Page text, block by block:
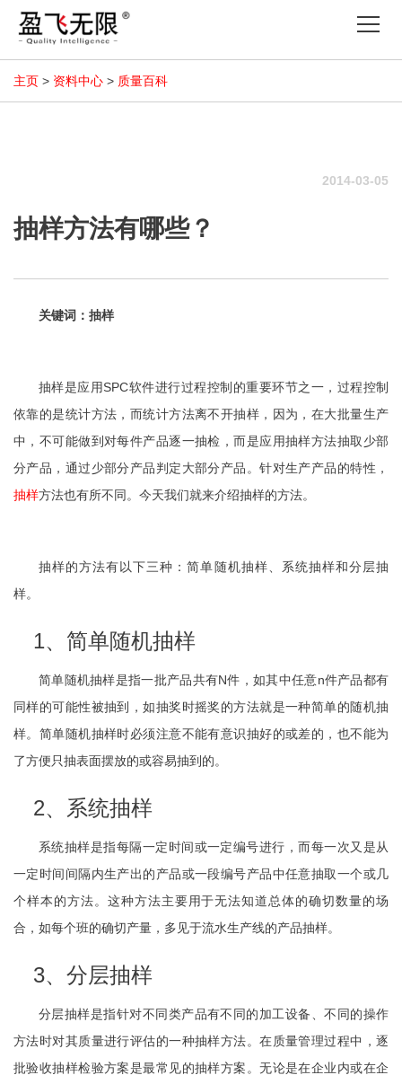
主页 > 资料中心 > 质量百科
2014-03-05
抽样方法有哪些？
关键词：抽样
抽样是应用SPC软件进行过程控制的重要环节之一，过程控制
依靠的是统计方法，而统计方法离不开抽样，因为，在大批量生产
中，不可能做到对每件产品逐一抽检，而是应用抽样方法抽取少部
分产品，通过少部分产品判定大部分产品。针对生产产品的特性，
抽样方法也有所不同。今天我们就来介绍抽样的方法。
抽样的方法有以下三种：简单随机抽样、系统抽样和分层抽
样。
1、简单随机抽样
简单随机抽样是指一批产品共有N件，如其中任意n件产品都有
同样的可能性被抽到，如抽奖时摇奖的方法就是一种简单的随机抽
样。简单随机抽样时必须注意不能有意识抽好的或差的，也不能为
了方便只抽表面摆放的或容易抽到的。
2、系统抽样
系统抽样是指每隔一定时间或一定编号进行，而每一次又是从
一定时间间隔内生产出的产品或一段编号产品中任意抽取一个或几
个样本的方法。这种方法主要用于无法知道总体的确切数量的场
合，如每个班的确切产量，多见于流水生产线的产品抽样。
3、分层抽样
分层抽样是指针对不同类产品有不同的加工设备、不同的操作
方法时对其质量进行评估的一种抽样方法。在质量管理过程中，逐
批验收抽样检验方案是最常见的抽样方案。无论是在企业内或在企